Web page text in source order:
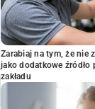
Zarabiaj na tym, że nie
jako dodatkowe
zakładu